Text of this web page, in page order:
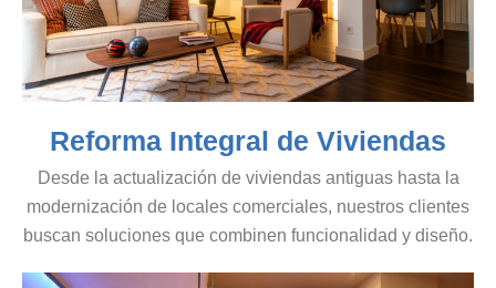
Reforma Integral de Viviendas
Desde la actualización de viviendas antiguas hasta la
modernización de locales comerciales, nuestros clientes
buscan soluciones que combinen funcionalidad y diseño.